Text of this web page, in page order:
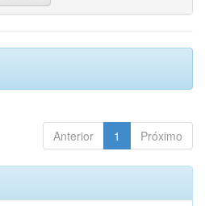
Anterior 1 Próximo